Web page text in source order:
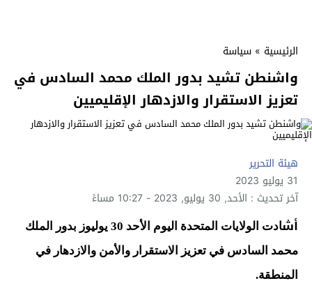
الرئيسية » سياسة
واشنطن تشيد بدور الملك محمد السادس في
تعزيز الاستقرار والازدهار الإقليميين
هيئة التحرير
31 يوليو 2023
آخر تحديث : الأحد, 30 يوليو, 2023 - 10:27 مساءً
أش
ادت الولايات المتحدة اليوم الأحد 30 يوليوز بدور الملك
محمد السادس في تعزيز الاستقرار والأمن والازدهار في
المنطقة.